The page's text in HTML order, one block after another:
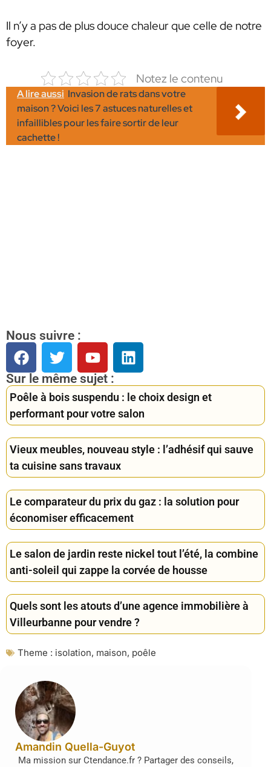
Il n’y a pas de plus douce chaleur que celle de notre
foyer.
Notez le contenu
A lire aussi Invasion de rats dans votre
maison ? Voici les 7 astuces naturelles et
infaillibles pour les faire sortir de leur
cachette !
Nous suivre :
Sur le même sujet :
Poêle à bois suspendu : le choix design et
performant pour votre salon
Vieux meubles, nouveau style : l’adhésif qui sauve
ta cuisine sans travaux
Le comparateur du prix du gaz : la solution pour
économiser efficacement
Le salon de jardin reste nickel tout l’été, la combine
anti-soleil qui zappe la corvée de housse
Quels sont les atouts d’une agence immobilière à
Villeurbanne pour vendre ?
Theme : isolation, maison, poêle
Amandin Quella-Guyot
Ma mission sur Ctendance.fr ? Partager des conseils,